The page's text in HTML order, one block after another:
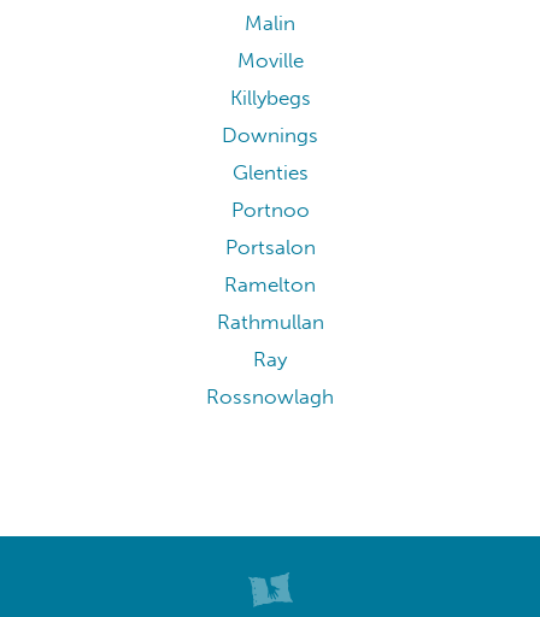
Malin
Moville
Killybegs
Downings
Glenties
Portnoo
Portsalon
Ramelton
Rathmullan
Ray
Rossnowlagh